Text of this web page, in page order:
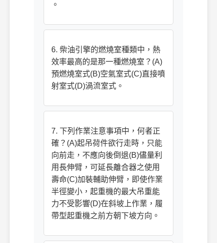
。
6. 柴油引擎的燃燒室種類中，熱
效率最高的是那一種燃燒室？(A)
預燃燒室式(B)空氣室式(C)直接噴
射室式(D)渦流室式。
7. 下列作業注意事項中，何者正
確？(A)起吊荷件欲行走時，只能
向前走，不應向後倒退(B)儘量利
用長伸臂，可延長離合器之使用
壽命(C)加裝輔助伸臂，即使作業
半徑變小，起重機的最大吊重能
力不受影響(D)在斜坡上作業，履
帶型起重機之前方朝下坡方向。